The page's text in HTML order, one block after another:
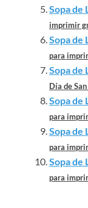
Sopa de
imprimir
Sopa de
para
Sopa de
Día de
Sopa de
para
Sopa de
para
Sopa de
para